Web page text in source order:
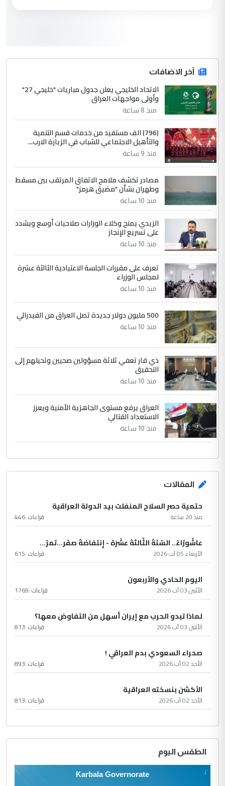
جنسية الرافد الثالث للعراق ومن اصول عريقة
ابا فرات ...
الموضوع :
الجواهري يرد على صدام حسين سل
مضجعيك يابن الزنا (نص كامل)
سردار
التعليق : واحد من عصابة علي ماما يسقط
جنسية الرافد الثالث للعراق ومن اصول عريقة
ابا فرات ...
الجواهري يرد على صدام حسين سل
مضجعيك يابن الزنا (نص كامل)
5 حيدر عاشور
التعليق : تحياتي لك استاذ حامدتركان. كلام
دقيق ومسؤول؛ فالاستثمار الحقيقي للإنسان
الموضوع :
بين الإهمال واغتصاب الأرض.. بلاد
الرافدين تعاني الجفاف والتصحر!!
آخر الاضافات
الاتحاد الخليجي يعلن جدول مباريات "خليجي 27"
وأولى مواجهات العراق
منذ 8 ساعة
(796) الف مستفيد من خدمات قسم التنمية
والتأهيل الاجتماعي للشباب في الزيارة الارب...
منذ 9 ساعة
مصادر تكشف ملامح الاتفاق المرتقب بين مسقط
وطهران بشأن "مضيق هرمز"
منذ 10 ساعة
الزيدي يمنح وكلاء الوزارات صلاحيات أوسع ويشدد
على تسريع الإنجاز
منذ 10 ساعة
تعرف على مقررات الجلسة الاعتيادية الثالثة عشرة
لمجلس الوزراء
منذ 10 ساعة
500 مليون دولار جديدة تصل العراق من الفيدرالي
منذ 10 ساعة
ذي قار تعفي ثلاثة مسؤولين صحيين وتحيلهم إلى
التحقيق
منذ 10 ساعة
العراق يرفع مستوى الجاهزية الأمنية ويعزز
الاستعداد القتالي
منذ 10 ساعة
المقالات
حتمية حصر السلاح المنفلت بيد الدولة العراقية
منذ 20 ساعة قراءات :446
عاشُورْاءُ.. السّنَةُ الثّالثةَ عشَرَة - إِنتفاضةُ صفَر…تمرّ...
الأربعاء 05 آب 2026 قراءات :615
اليوم الحادي والأربعون
الأثنين 03 آب 2026 قراءات :1769
لماذا تبدو الحرب مع إيران أسهل من التفاوض معها؟
الأثنين 03 آب 2026 قراءات :813
صحراء السعودي بدم العراقي !
الأحد 02 آب 2026 قراءات :893
الأكشن بنسخته العراقية
الأحد 02 آب 2026 قراءات :813
الطقس اليوم
Karbala Governorate